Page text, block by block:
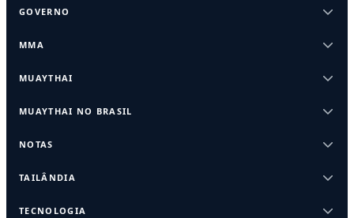
GOVERNO
MMA
MUAYTHAI
MUAYTHAI NO BRASIL
NOTAS
TAILÂNDIA
TECNOLOGIA